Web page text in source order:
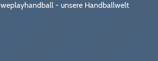
weplayhandball - unsere Handballwelt